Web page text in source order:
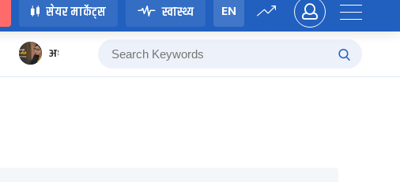
सेयर मार्केट्स स्वास्थ्य EN
अध्यादेश